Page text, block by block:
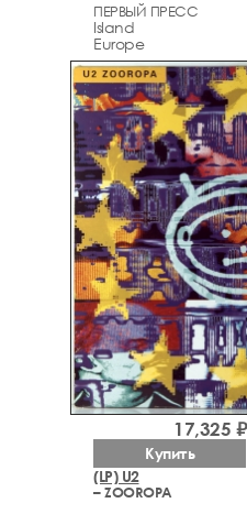
ПЕРВЫЙ ПРЕСС
Island
Europe
(LP) U2
– ZOOROPA
17,325 ₽
Купить